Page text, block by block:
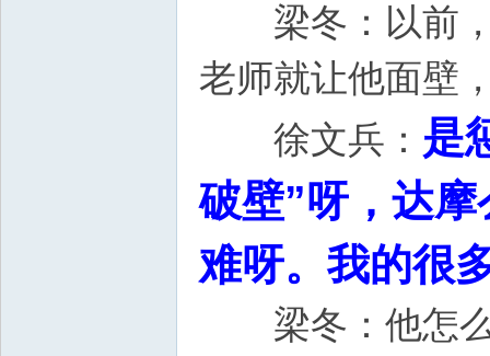
梁冬：以前，
老师就让他面壁
徐文兵： 是
破壁”呀，达
难呀。我的很
梁冬：他怎么